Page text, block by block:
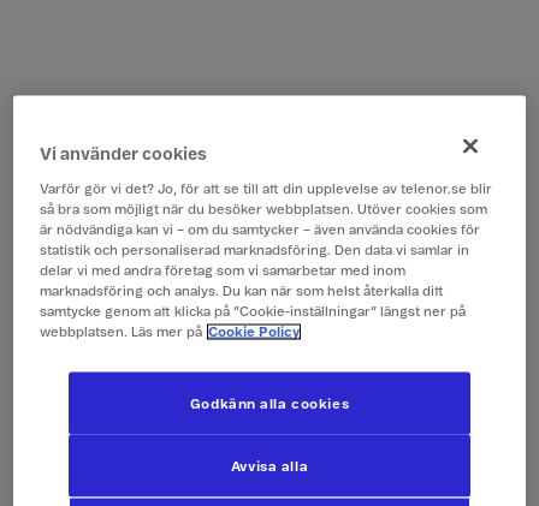
Vi använder cookies
Varför gör vi det? Jo, för att se till att din upplevelse av telenor.se blir
så bra som möjligt när du besöker webbplatsen. Utöver cookies som
är nödvändiga kan vi – om du samtycker – även använda cookies för
statistik och personaliserad marknadsföring. Den data vi samlar in
delar vi med andra företag som vi samarbetar med inom
marknadsföring och analys. Du kan när som helst återkalla ditt
samtycke genom att klicka på ”Cookie-inställningar” längst ner på
webbplatsen. Läs mer på Cookie Policy
Avvisa alla
Godkänn alla cookies